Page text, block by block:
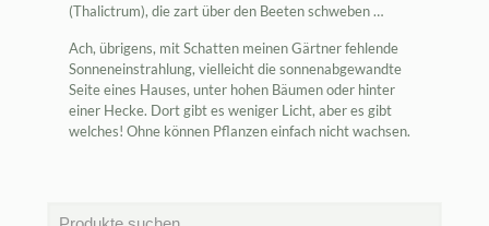
(Thalictrum), die zart über den Beeten schweben …
Ach, übrigens, mit Schatten meinen Gärtner fehlende
Sonneneinstrahlung, vielleicht die sonnenabgewandte
Seite eines Hauses, unter hohen Bäumen oder hinter
einer Hecke. Dort gibt es weniger Licht, aber es gibt
welches! Ohne können Pflanzen einfach nicht wachsen.